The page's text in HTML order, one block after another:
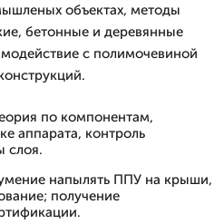
объектах, методы
бетонные и деревянные
с полимочевиной
по компонентам,
аппарата, контроль
слоя.
умение напылять ППУ на крыши,
получение